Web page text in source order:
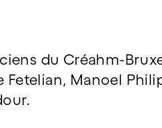
du Créahm-
Fetelian, Manoel